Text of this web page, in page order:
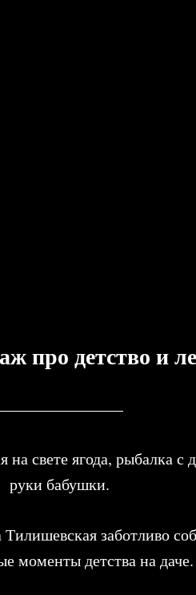
про детство и
на свете ягода, рыбалка
руки бабушки.
заботливо
моменты детства на даче.